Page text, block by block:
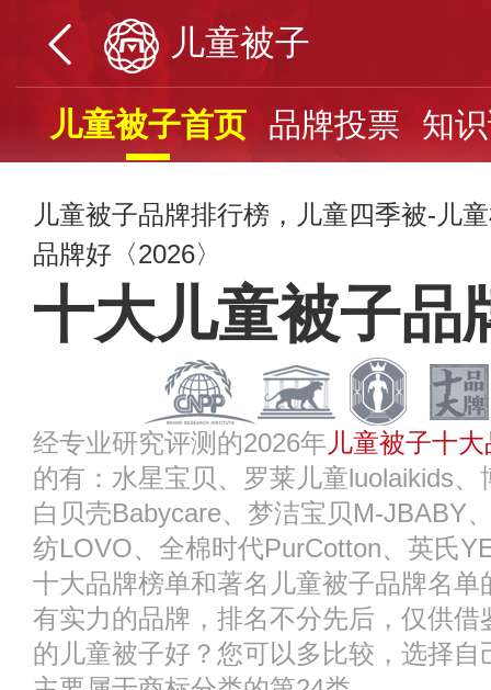
儿童被子
儿童被子首页 品牌投票 知
儿童被子品牌排行榜，儿童四季被-儿
品牌好〈2026〉
十大儿童被子品
经专业研究评测的2026年 儿童被子十
的有：水星宝贝、罗莱儿童luolaikids
白贝壳Babycare、梦洁宝贝M-JBABY
纺LOVO、全棉时代PurCotton、英氏
十大品牌榜单和著名儿童被子品牌名
有实力的品牌，排名不分先后，仅供
的儿童被子好？您可以多比较，选择